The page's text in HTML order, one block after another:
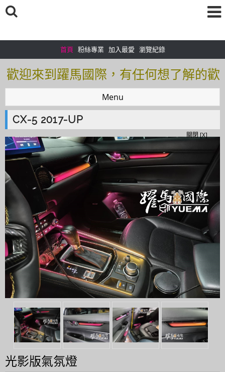
首頁 粉絲專業 加入最愛 瀏覽紀錄
歡迎來到躍馬國際，有任何想了解的歡
迎加入＠官方帳號：＠tof5459i 聯繫電
話0925166083
歡迎來到躍馬國際，有任何想了解的歡
迎加入＠官方帳號：＠tof5459i 聯繫電
話0925166083
Menu
CX-5 2017-UP
光影版氣氛燈
關閉 [X]